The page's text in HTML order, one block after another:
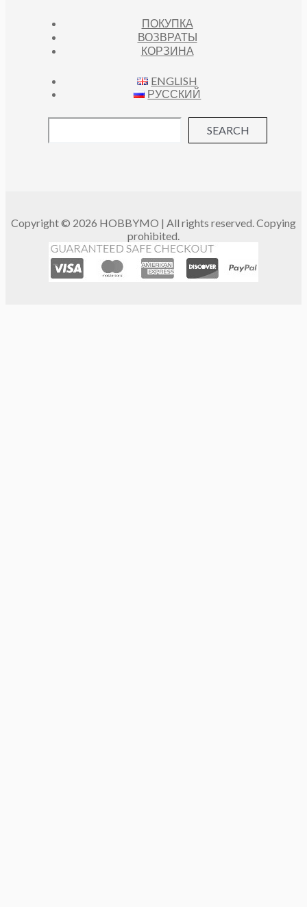
ПОКУПКА
ВОЗВРАТЫ
КОРЗИНА
ENGLISH
РУССКИЙ
SEARCH
Copyright © 2026 HOBBYMO | All rights reserved. Copying
prohibited.